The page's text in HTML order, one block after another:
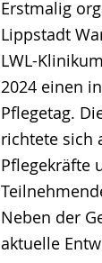
Erstmalig
Lippstadt
LWL-
2024 einen
Pflegetag.
richtete sich
Pflegekräfte
Neben der
aktuelle